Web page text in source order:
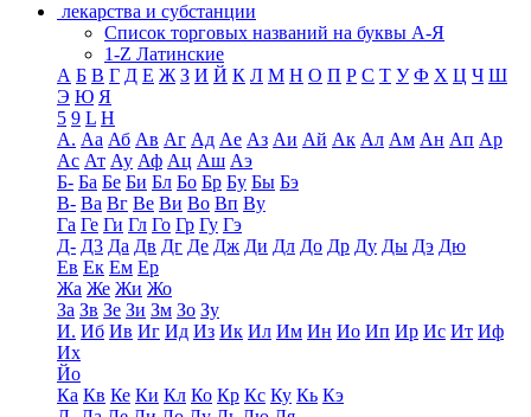
лекарства и субстанции
Список торговых названий на буквы А-Я
1-Z Латинские
А Б В Г Д Е Ж З И Й К Л М Н О П Р С Т У Ф Х Ц Ч Ш
Э Ю Я
5 9 L H
А. Аа Аб Ав Аг Ад Ае Аз Аи Ай Ак Ал Ам Ан Ап Ар
Ас Ат Ау Аф Ац Аш Аэ
Б- Ба Бе Би Бл Бо Бр Бу Бы Бэ
В- Ва Вг Ве Ви Во Вп Ву
Га Ге Ги Гл Го Гр Гу Гэ
Д- Д3 Да Дв Дг Де Дж Ди Дл До Др Ду Ды Дэ Дю
Ев Ек Ем Ер
Жа Же Жи Жо
За Зв Зе Зи Зм Зо Зу
И. Иб Ив Иг Ид Из Ик Ил Им Ин Ио Ип Ир Ис Ит Иф
Их
Йо
Ка Кв Ке Ки Кл Ко Кр Кс Ку Кь Кэ